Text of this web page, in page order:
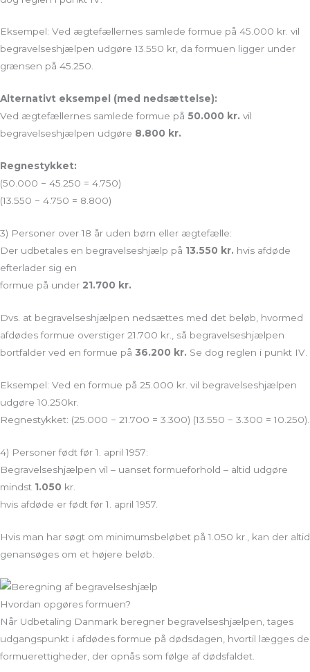
Eksempel: Ved ægtefællernes samlede formue på 45.000 kr. vil
begravelseshjælpen udgøre 13.550 kr, da formuen ligger under
grænsen på 45.250.
Alternativt eksempel (med nedsættelse):
Ved ægtefællernes samlede formue på 50.000 kr. vil
begravelseshjælpen udgøre 8.800 kr.
Regnestykket:
(50.000 − 45.250 = 4.750)
(13.550 − 4.750 = 8.800)
3) Personer over 18 år uden børn eller ægtefælle:
Der udbetales en begravelseshjælp på 13.550 kr. hvis afdøde
efterlader sig en
formue på under 21.700 kr.
Dvs. at begravelseshjælpen nedsættes med det beløb, hvormed
afdødes formue overstiger 21.700 kr., så begravelseshjælpen
bortfalder ved en formue på 36.200 kr. Se dog reglen i punkt IV.
Eksempel: Ved en formue på 25.000 kr. vil begravelseshjælpen
udgøre 10.250kr.
Regnestykket: (25.000 − 21.700 = 3.300) (13.550 − 3.300 = 10.250).
4) Personer født før 1. april 1957:
Begravelseshjælpen vil – uanset formueforhold – altid udgøre
mindst 1.050 kr.
hvis afdøde er født før 1. april 1957.
Hvis man har søgt om minimumsbeløbet på 1.050 kr., kan der altid
genansøges om et højere beløb.
Hvordan opgøres formuen?
Når Udbetaling Danmark beregner begravelseshjælpen, tages
udgangspunkt i afdødes formue på dødsdagen, hvortil lægges de
formuerettigheder, der opnås som følge af dødsfaldet.